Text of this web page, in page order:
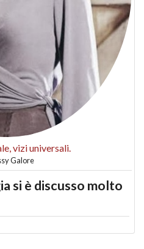
vizi universali.
Galore
si è discusso molto